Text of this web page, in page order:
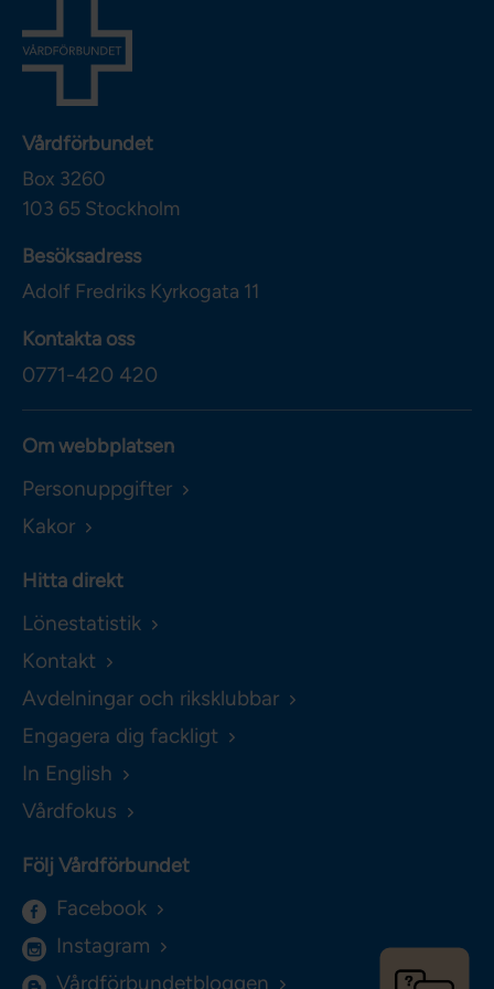
Vårdförbundet
Box 3260
103 65 Stockholm
Besöksadress
Adolf Fredriks Kyrkogata 11
Kontakta oss
0771-420 420
Om webbplatsen
Personuppgifter
Kakor
Hitta direkt
Lönestatistik
Kontakt
Avdelningar och riksklubbar
Engagera dig fackligt
In English
Vårdfokus
Följ Vårdförbundet
Facebook
Instagram
Vårdförbundetbloggen